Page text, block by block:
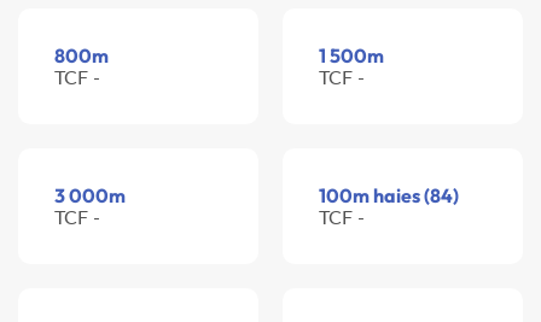
800m
TCF -
1 500m
TCF -
3 000m
TCF -
100m haies (84)
TCF -